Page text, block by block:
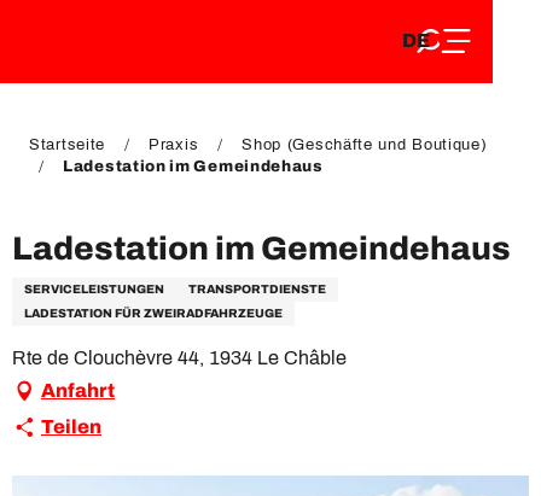
EN
DE
FR
Startseite Praxis
Shop (Geschäfte und Boutique)
Ladestation im Gemeindehaus
Ladestation im Gemeindehaus
SERVICELEISTUNGEN
TRANSPORTDIENSTE
LADESTATION FÜR ZWEIRADFAHRZEUGE
Rte de Clouchèvre 44, 1934 Le Châble
Anfahrt
Teilen